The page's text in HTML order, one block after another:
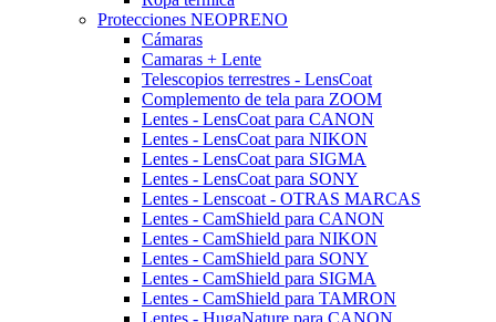
Protecciones NEOPRENO
Cámaras
Camaras + Lente
Telescopios terrestres - LensCoat
Complemento de tela para ZOOM
Lentes - LensCoat para CANON
Lentes - LensCoat para NIKON
Lentes - LensCoat para SIGMA
Lentes - LensCoat para SONY
Lentes - Lenscoat - OTRAS MARCAS
Lentes - CamShield para CANON
Lentes - CamShield para NIKON
Lentes - CamShield para SONY
Lentes - CamShield para SIGMA
Lentes - CamShield para TAMRON
Lentes - HugaNature para CANON